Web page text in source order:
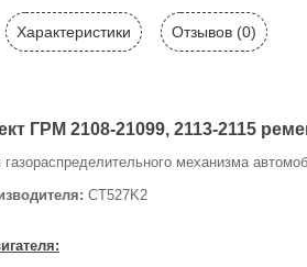
Характеристики Отзывов (0)
ГРМ 2108-21099, 2113-2115
механизма
CT527K2